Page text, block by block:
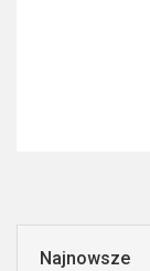
Najnowsze